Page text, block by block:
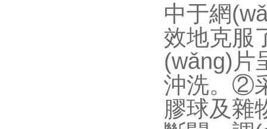
中于網
效地克服
(wǎng)片
沖洗
膠球及雜